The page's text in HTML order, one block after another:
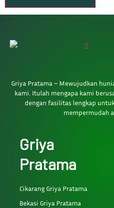
Griya Pratama – Mewujudkan
kami. Itulah mengapa kami
dengan fasilitas lengkap
mempermudah
Griya
Pratama
Cikarang Griya Pratama
Bekasi Griya Pratama